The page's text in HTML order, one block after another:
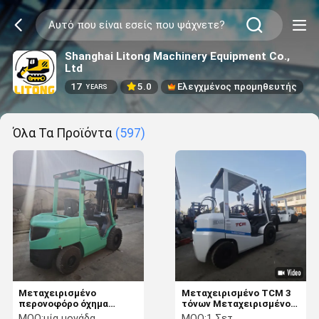
Shanghai Litong Machinery Equipment Co.,
Ltd
17 YEARS 5.0 Ελεγχμένος προμηθευτής
Όλα Τα Προϊόντα (597)
Μεταχειρισμένο
περονοφόρο όχημα
Mitsubishi Diesel
Μεταχειρισμένο TCM 3
τόνων Μεταχειρισμένο
Πετρελαιοκίνητο